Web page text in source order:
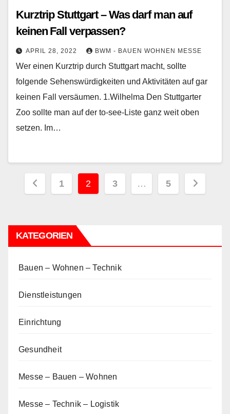
Kurztrip Stuttgart – Was darf man auf
keinen Fall verpassen?
APRIL 28, 2022 BWM - BAUEN WOHNEN MESSE
Wer einen Kurztrip durch Stuttgart macht, sollte
folgende Sehenswürdigkeiten und Aktivitäten auf gar
keinen Fall versäumen. 1.Wilhelma Den Stuttgarter
Zoo sollte man auf der to-see-Liste ganz weit oben
setzen. Im…
Seitennummerierung
Beiträge
1 2 3 … 5
KATEGORIEN
Bauen – Wohnen – Technik
Dienstleistungen
Einrichtung
Gesundheit
Messe – Bauen – Wohnen
Messe – Technik – Logistik